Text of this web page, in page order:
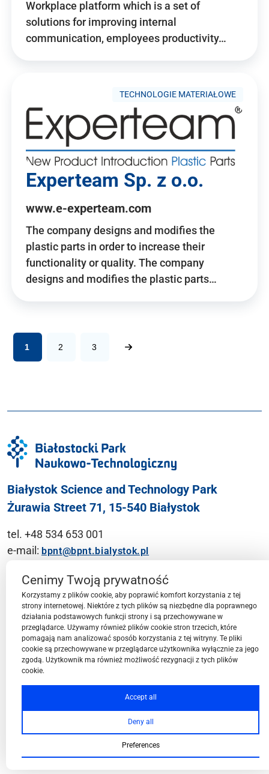
Workplace platform which is a set of
solutions for improving internal
communication, employees productivity…
TECHNOLOGIE MATERIAŁOWE
Experteam Sp. z o.o.
www.e-experteam.com
The company designs and modifies the
plastic parts in order to increase their
functionality or quality. The company
designs and modifies the plastic parts…
1 2 3
Białystok Science and Technology Park
Żurawia Street 71, 15-540 Białystok
tel. +48 534 653 001
e-mail: bpnt@bpnt.bialystok.pl
Contact
BPN-T Area
BPN-T Offer
Cenimy Twoją prywatność
Korzystamy z plików cookie, aby poprawić komfort korzystania z tej
strony internetowej. Niektóre z tych plików są niezbędne dla poprawnego
działania podstawowych funkcji strony i są przechowywane w
przeglądarce. Używamy również plików cookie stron trzecich, które
pomagają nam analizować sposób korzystania z tej witryny. Te pliki
cookie są przechowywane w przeglądarce użytkownika wyłącznie za jego
zgodą. Użytkownik ma również możliwość rezygnacji z tych plików
cookie.
Accept all
Deny all
Preferences